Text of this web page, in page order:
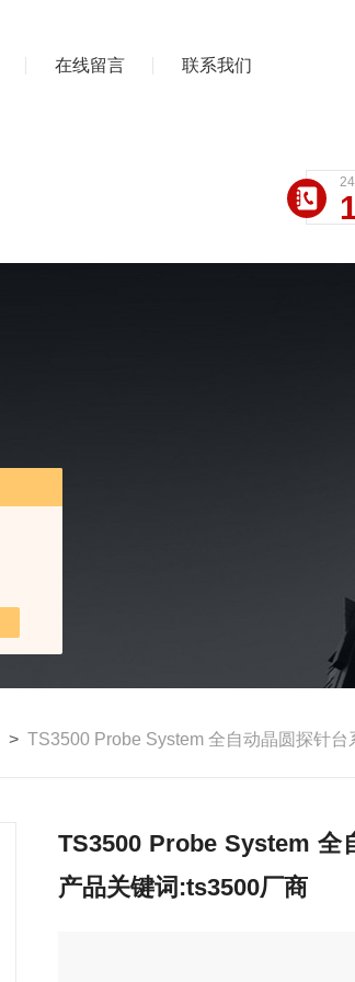
在线留言 联系我们
> TS3500 Probe System 全自动晶圆探针
TS3500 Probe System 全
产品关键词:ts3500厂商